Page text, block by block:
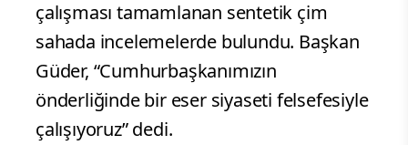
çalışması tamamlanan sentetik çim
sahada incelemelerde bulundu. Başkan
Güder, “Cumhurbaşkanımızın
önderliğinde bir eser siyaseti felsefesiyle
çalışıyoruz” dedi.